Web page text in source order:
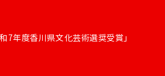
7年度香川県文化芸術選奨受賞」